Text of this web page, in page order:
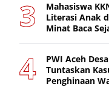
Mahasiswa
Literasi Anak
Minat Baca
PWI Aceh
Tuntaskan
Penghinaan